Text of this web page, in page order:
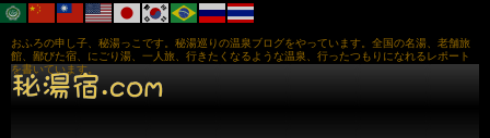
おふろの申し子、秘湯っこです。秘湯巡りの温泉ブログをやっています。全国の名湯、老舗旅
館、鄙びた宿、にごり湯、一人旅、行きたくなるような温泉、行ったつもりになれるレポート
を書いています。